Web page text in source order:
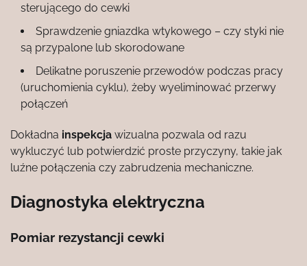
sterującego do cewki
Sprawdzenie gniazdka wtykowego – czy styki nie
są przypalone lub skorodowane
Delikatne poruszenie przewodów podczas pracy
(uruchomienia cyklu), żeby wyeliminować przerwy
połączeń
Dokładna inspekcja wizualna pozwala od razu
wykluczyć lub potwierdzić proste przyczyny, takie jak
luźne połączenia czy zabrudzenia mechaniczne.
Diagnostyka elektryczna
Pomiar rezystancji cewki